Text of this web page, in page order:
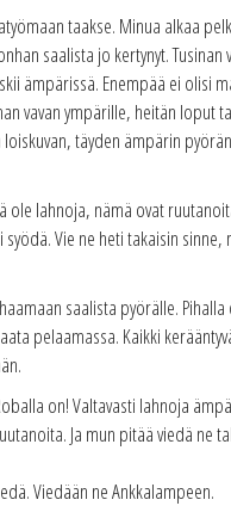
taakse. Minua alkaa
saalista jo kertynyt. Tusinan
ämpärissä. Enempää ei olisi
vavan ympärille, heitän loput
täyden ämpärin
ole lahnoja, nämä ovat
syödä. Vie ne heti takaisin sinne,
saalista pyörälle. Pihalla
pelaamassa. Kaikki
on! Valtavasti lahnoja
Ja mun pitää viedä ne
Viedään ne Ankkalampeen.